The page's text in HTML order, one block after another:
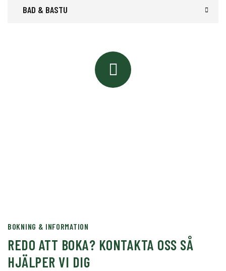
BAD & BASTU
BOKNING & INFORMATION
REDO ATT BOKA? KONTAKTA OSS SÅ
HJÄLPER VI DIG